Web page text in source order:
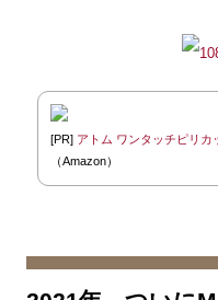
[PR] アトム ワンタッチピリカ
（Amazon）